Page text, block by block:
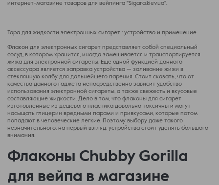
интернет-магазине товаров для вейпинга "Sigara.kiev.ua".
Тара для жидкости электронных сигарет : устройство и применение
Флакон для электронных сигарет представляет собой специальный
сосуд, в котором хранится, иногда замешивается и транспортируется
жижа для электронной сигареты. Еще одной функцией данного
аксессуара является заправка устройства — заливание жижи в
стеклянную колбу для дальнейшего парения. Стоит сказать, что от
качества данного гаджета непосредственно зависит удобство
использования электронной сигареты, а также свежесть и вкусовые
составляющие жидкости. Дело в том, что флаконы для сигарет
изготовленные из дешевого пластика довольно токсичны и могут
насыщать глицерин вредными парами и привкусами, которые потом
попадают в человеческие легкие. Поэтому выбору даже такого
незначительного, на первый взгляд, устройства стоит уделять большого
внимания.
Флаконы Chubby Gorilla
для вейпа в магазине